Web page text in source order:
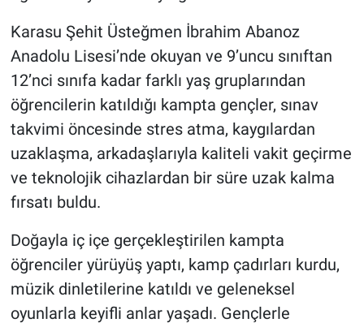
Karasu Şehit Üsteğmen İbrahim Abanoz
Anadolu Lisesi’nde okuyan ve 9’uncu sınıftan
12’nci sınıfa kadar farklı yaş gruplarından
öğrencilerin katıldığı kampta gençler, sınav
takvimi öncesinde stres atma, kaygılardan
uzaklaşma, arkadaşlarıyla kaliteli vakit geçirme
ve teknolojik cihazlardan bir süre uzak kalma
fırsatı buldu.
Doğayla iç içe gerçekleştirilen kampta
öğrenciler yürüyüş yaptı, kamp çadırları kurdu,
müzik dinletilerine katıldı ve geleneksel
oyunlarla keyifli anlar yaşadı. Gençlerle